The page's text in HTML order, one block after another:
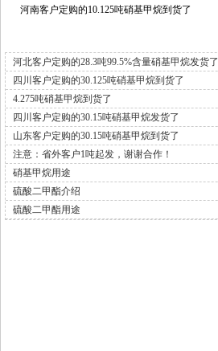
河南客户定购的10.125吨硝基甲烷到货了
河北客户定购的28.3吨99.5%含量硝基甲烷发货了
四川客户定购的30.125吨硝基甲烷到货了
4.275吨硝基甲烷到货了
四川客户定购的30.15吨硝基甲烷发货了
山东客户定购的30.15吨硝基甲烷到货了
注意：省外客户1吨起发，谢谢合作！
硝基甲烷用途
硫酸二甲酯介绍
硫酸二甲酯用途